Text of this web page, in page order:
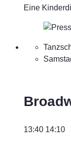
Eine
13:40 14:10